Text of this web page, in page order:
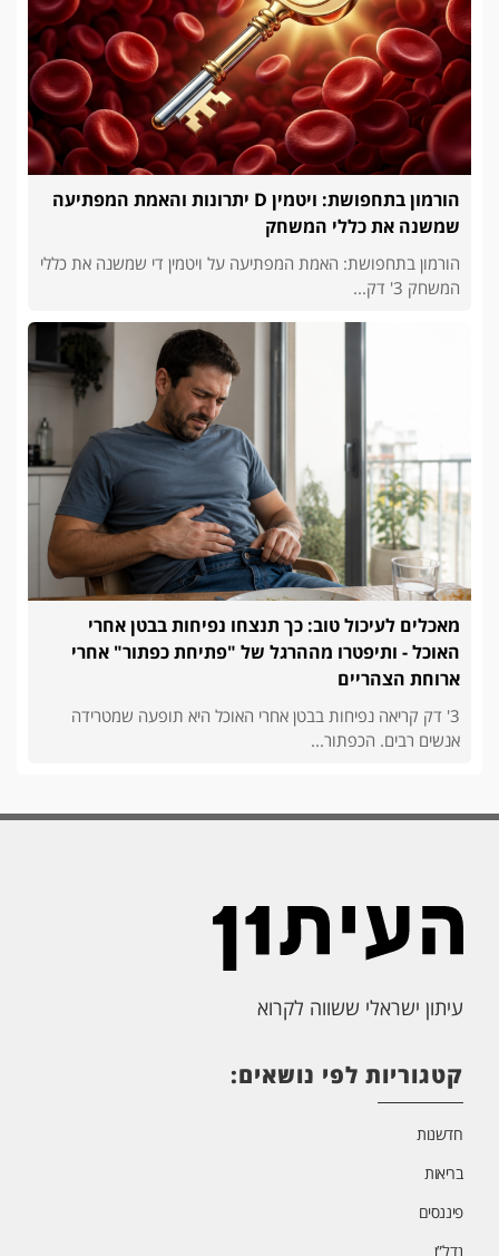
הורמון בתחפושת: ויטמין D יתרונות והאמת המפתיעה
שמשנה את כללי המשחק
הורמון בתחפושת: האמת המפתיעה על ויטמין די שמשנה את כללי
המשחק 3' דק...
מאכלים לעיכול טוב: כך תנצחו נפיחות בבטן אחרי
האוכל - ותיפטרו מההרגל של "פתיחת כפתור" אחרי
ארוחת הצהריים
3' דק קריאה נפיחות בבטן אחרי האוכל היא תופעה שמטרידה
אנשים רבים. הכפתור...
עיתון ישראלי ששווה לקרוא
קטגוריות לפי נושאים:
חדשנות
בריאות
פיננסים
נדל”ן